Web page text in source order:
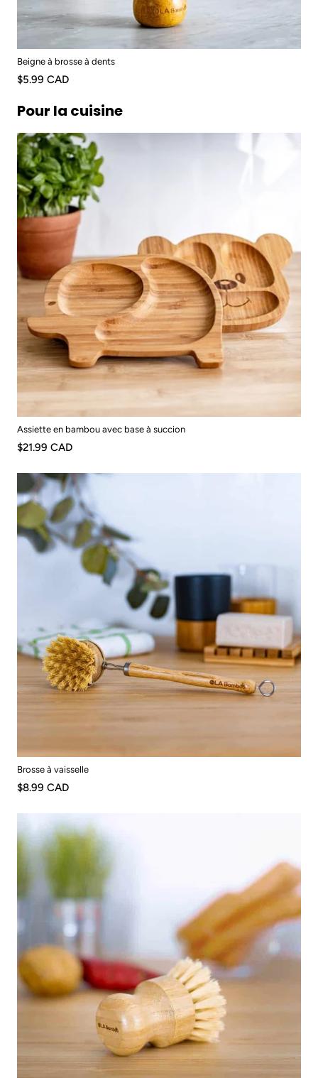
Beigne à brosse à dents
$5.99 CAD
Pour la cuisine
Assiette en bambou avec base à succion
$21.99 CAD
Brosse à vaisselle
$8.99 CAD